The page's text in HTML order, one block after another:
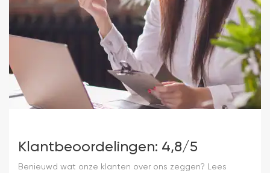
Klantbeoordelingen: 4,8/5
Benieuwd wat onze klanten over ons zeggen? Lees